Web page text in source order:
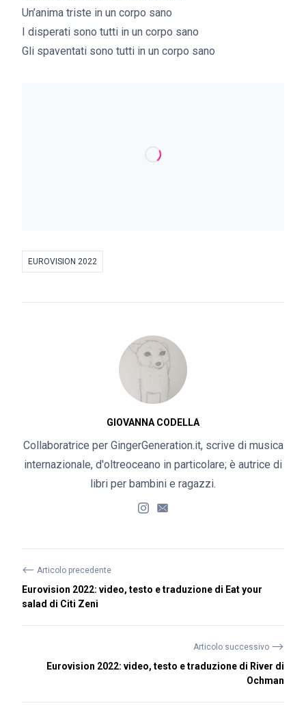
Un’anima triste in un corpo sano
I disperati sono tutti in un corpo sano
Gli spaventati sono tutti in un corpo sano
EUROVISION 2022
GIOVANNA CODELLA
Collaboratrice per GingerGeneration.it, scrive di musica
internazionale, d'oltreoceano in particolare; è autrice di
libri per bambini e ragazzi.
⟵ Articolo precedente
Eurovision 2022: video, testo e traduzione di Eat your
salad di Citi Zeni
Articolo successivo ⟶
Eurovision 2022: video, testo e traduzione di River di
Ochman